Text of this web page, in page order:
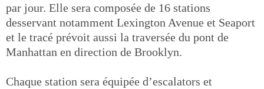
par jour. Elle sera composée de 16 stations
desservant notamment Lexington Avenue et Seaport
et le tracé prévoit aussi la traversée du pont de
Manhattan en direction de Brooklyn.
Chaque station sera équipée d’escalators et